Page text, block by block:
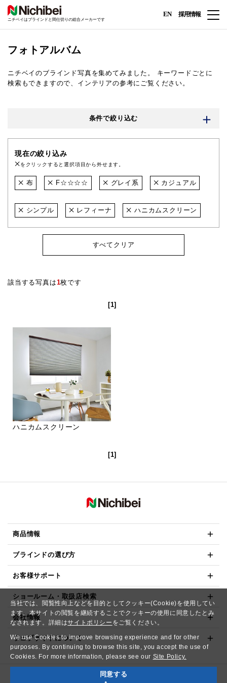
当社では、閲覧性向上などを目的としてクッキー(Cookie)を使用してい
ます。本サイトの閲覧を継続することでクッキーの使用に同意したとみ
なされます。詳細はサイトポリシー をご覧ください。
We use Cookies to improve browsing experience and for other
purposes. By continuing to browse this site, you accept the use of
Cookies. For more information, please see our Site Policy.
同意する
ニチベイはブラインドと間仕切りの総合メーカーです
EN 採用情報
フォトアルバム
ニチベイのブラインド写真を集めてみました。
キーワードごとに
検索もできますので、インテリアの参考にご覧ください。
条件で絞り込む
現在の絞り込み
をクリックすると選択項目から外せます。
布 F☆☆☆☆ グレイ系 カジュアル
シンプル レフィーナ ハニカムスクリーン
すべてクリア
該当する写真は1枚です
[1]
ハニカムスクリーン
[1]
商品情報
ブラインドの選び方
お客様サポート
ショールーム・取扱店検索
会社情報
ウェブサイトについて
Copyright© NICHIBEI CO.,LTD. All Rights Reserved.